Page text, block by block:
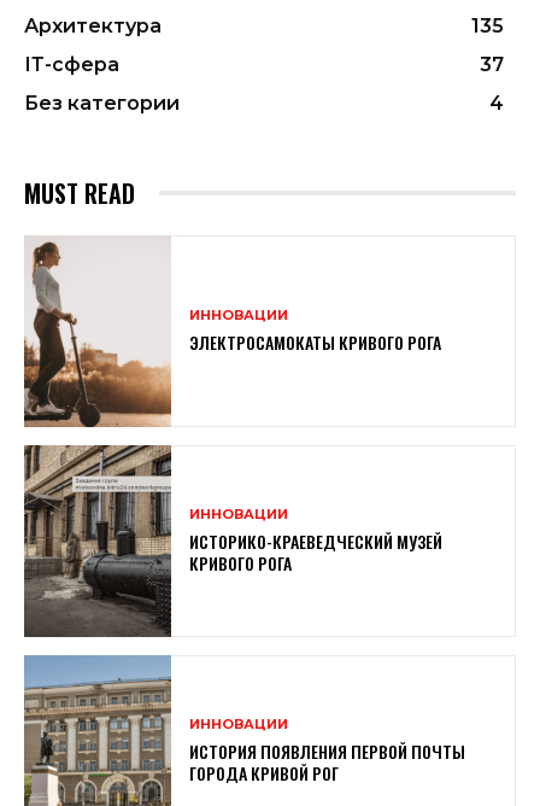
Архитектура
135
ІТ-сфера
37
Без категории
4
MUST READ
ИННОВАЦИИ
ЭЛЕКТРОСАМОКАТЫ КРИВОГО РОГА
ИННОВАЦИИ
ИСТОРИКО-КРАЕВЕДЧЕСКИЙ МУЗЕЙ
КРИВОГО РОГА
ИННОВАЦИИ
ИСТОРИЯ ПОЯВЛЕНИЯ ПЕРВОЙ ПОЧТЫ
ГОРОДА КРИВОЙ РОГ